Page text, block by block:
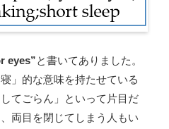
eyes”と書いてありました。
」的な意味を持たせている
てごらん」といって片目だ
両目を閉じてしまう人もい